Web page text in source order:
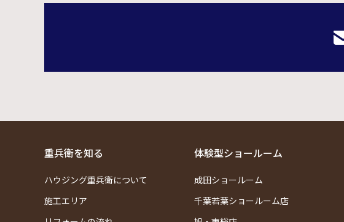
重兵衛を知る
ハウジング重兵衛について
施工エリア
体験型ショールーム
成田ショールーム
千葉若葉ショールーム店